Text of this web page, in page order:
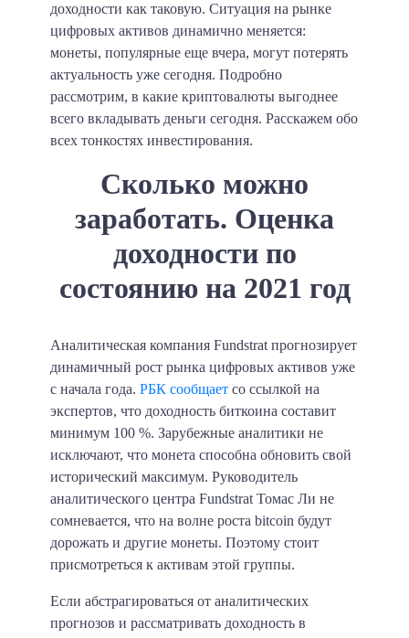
доходности как таковую. Ситуация на рынке
цифровых активов динамично меняется:
монеты, популярные еще вчера, могут потерять
актуальность уже сегодня. Подробно
рассмотрим, в какие криптовалюты выгоднее
всего вкладывать деньги сегодня. Расскажем обо
всех тонкостях инвестирования.
Сколько можно
заработать. Оценка
доходности по
состоянию на 2021 год
Аналитическая компания Fundstrat прогнозирует
динамичный рост рынка цифровых активов уже
с начала года. РБК сообщает со ссылкой на
экспертов, что доходность биткоина составит
минимум 100 %. Зарубежные аналитики не
исключают, что монета способна обновить свой
исторический максимум. Руководитель
аналитического центра Fundstrat Томас Ли не
сомневается, что на волне роста bitcoin будут
дорожать и другие монеты. Поэтому стоит
присмотреться к активам этой группы.
Если абстрагироваться от аналитических
прогнозов и рассматривать доходность в